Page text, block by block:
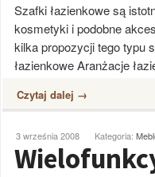
Szafki łazienkowe są
kosmetyki i podobne
kilka propozycji tego typu
łazienkowe Aranżacje
Czytaj dalej →
3 września 2008 Kategoria: